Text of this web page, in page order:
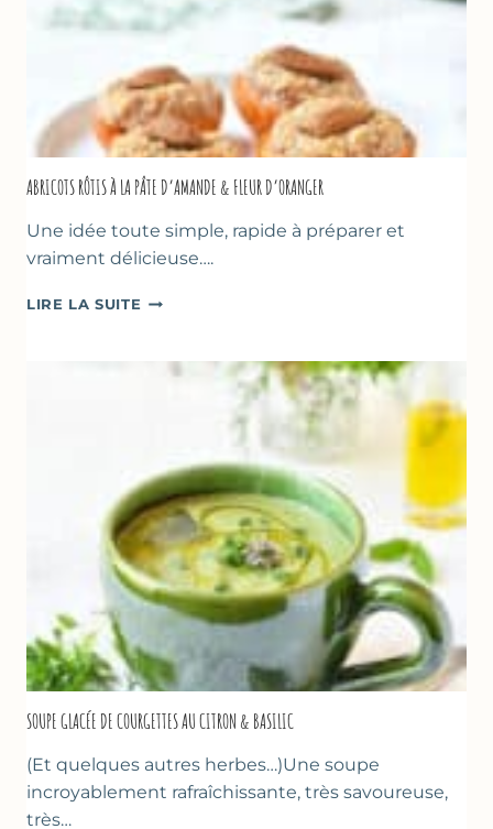
ABRICOTS RÔTIS À LA PÂTE D’AMANDE & FLEUR D’ORANGER
Une idée toute simple, rapide à préparer et
vraiment délicieuse….
LIRE LA SUITE ABRICOTS
D’ORANGER
SOUPE GLACÉE DE COURGETTES AU CITRON & BASILIC
(Et quelques autres herbes…)Une soupe
incroyablement rafraîchissante, très savoureuse,
très…